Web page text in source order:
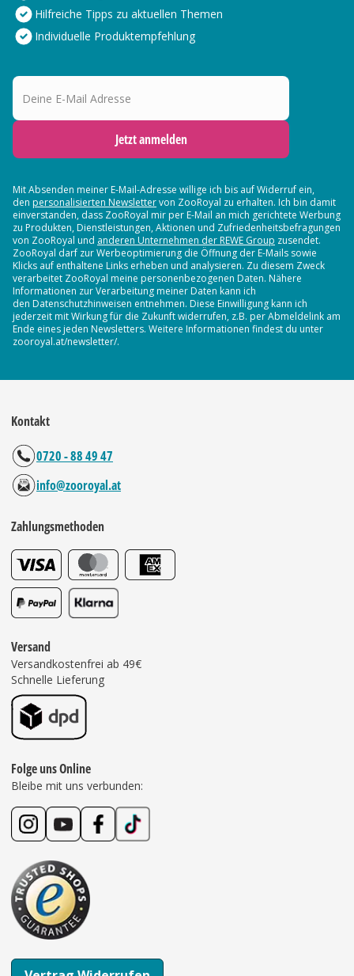
Hilfreiche Tipps zu aktuellen Themen
Individuelle Produktempfehlung
Deine E-Mail Adresse
Jetzt anmelden
Mit Absenden meiner E-Mail-Adresse willige ich bis auf Widerruf ein,
den personalisierten Newslettervon ZooRoyal zu erhalten. Ich bin damit
einverstanden, dass ZooRoyal mir per E-Mail an mich gerichtete Werbung
zu Produkten, Dienstleistungen, Aktionen und Zufriedenheitsbefragungen
von ZooRoyal und anderen Unternehmen der REWE Group zusendet.
ZooRoyal darf zur Werbeoptimierung die Öffnung der E-Mails sowie
Klicks auf enthaltene Links erheben und analysieren. Zu diesem Zweck
verarbeitet ZooRoyal meine personenbezogenen Daten. Nähere
Informationen zur Verarbeitung meiner Daten kann ich
den Datenschutzhinweisen entnehmen. Diese Einwilligung kann ich
jederzeit mit Wirkung für die Zukunft widerrufen, z.B. per Abmeldelink am
Ende eines jeden Newsletters. Weitere Informationen findest du unter
zooroyal.at/newsletter/.
Kontakt
0720 - 88 49 47
info@zooroyal.at
Zahlungsmethoden
Versand
Versandkostenfrei ab 49€
Schnelle Lieferung
Folge uns Online
Bleibe mit uns verbunden: